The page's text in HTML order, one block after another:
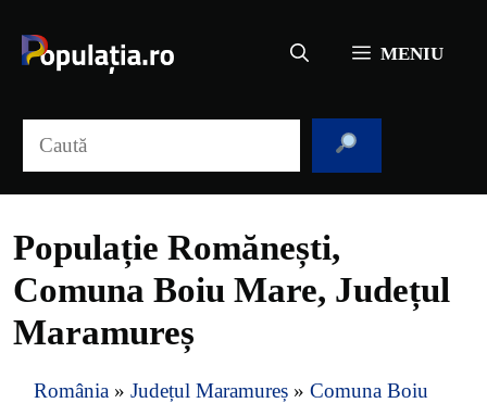
conținut
MENIU
Populație Romănești,
Comuna Boiu Mare, Județul
Maramureș
România » Județul Maramureș » Comuna Boiu